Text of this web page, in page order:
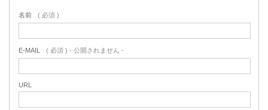
名前 ( 必須 )
E-MAIL ( 必須 ) - 公開されません -
URL